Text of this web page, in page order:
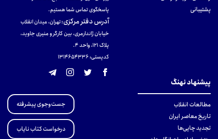
پشتیبانی
پاسخگوی تماس شما هستیم.
آدرس دفتر مرکزی:تهران، میدان انقلاب
خیابان ژاندارمری، بین کارگر و منیری جاوید،
پلاک 121، واحد ۴.
کدپستی: 131465433۶
پیشنهاد نهنگ
مطالعات انقلاب
تاریخ معاصر ایران
تجدید چاپی‌ها
جست‌وجوی پیشرفته
درخواست کتاب نایاب